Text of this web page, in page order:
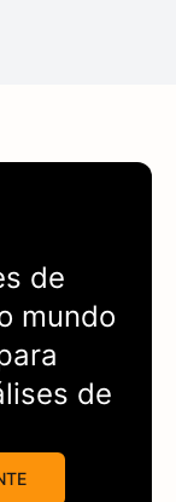
de
mundo
de